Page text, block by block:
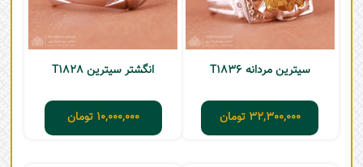
سیترین مردانه T1836
32,300,000 تومان
انگشتر سیترین T1828
10,000,000 تومان